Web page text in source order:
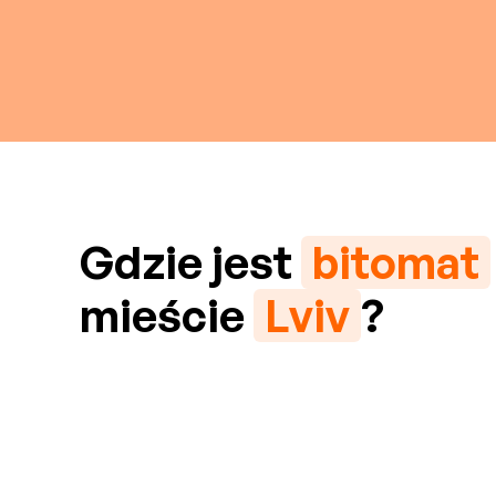
Gdzie jest bitomat
mieście Lviv ?